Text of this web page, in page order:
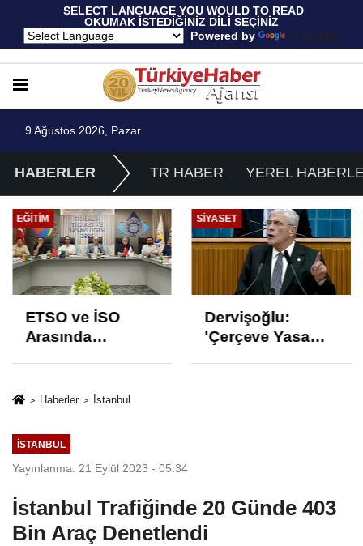
SELECT LANGUAGE YOU WOULD TO READ
OKUMAK İSTEDİĞİNİZ DİLİ SEÇİNİZ
Powered by
Translate
9 Ağustos 2026, Pazar
HABERLER TR HABER YEREL
EĞITIM
ETSO ve İSO
Arasında
Protokolü
SIYASET
Dervişoğlu:
'Çerçeve Yasa
Haberler İstanbul
İSTANBUL
Yayınlanma: 21 Eylül 2023 - 05:34
İstanbul Trafiğinde 20 Günde 403
Bin Araç Denetlendi